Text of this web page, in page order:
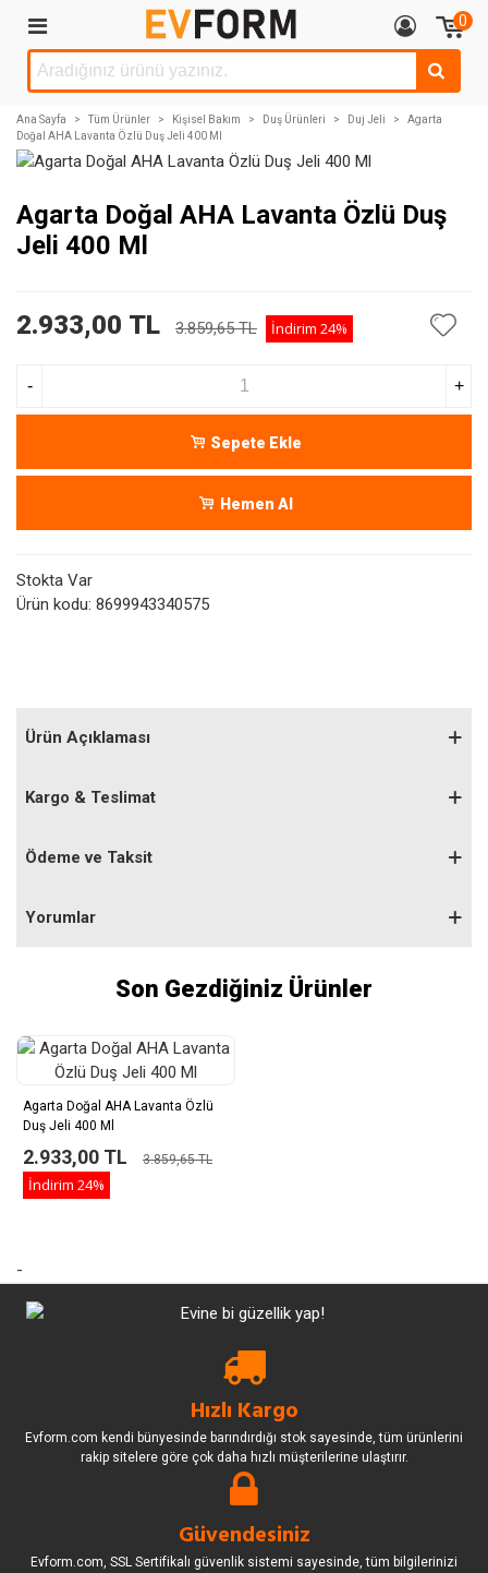
0
Ana Sayfa > Tüm Ürünler > Kişisel Bakım > Duş Ürünleri > Duj Jeli >
Agarta
Doğal AHA Lavanta Özlü Duş Jeli 400 Ml
Agarta Doğal AHA Lavanta Özlü Duş
Jeli 400 Ml
2.933,00 TL 3.859,65 TL İndirim 24%
- +
Sepete Ekle
Hemen Al
Stokta Var
Ürün kodu: 8699943340575
Ürün Açıklaması
Kargo & Teslimat
Ödeme ve Taksit
Yorumlar
Son Gezdiğiniz Ürünler
Agarta Doğal AHA Lavanta Özlü
Duş Jeli 400 Ml
2.933,00 TL 3.859,65 TL
İndirim 24%
-
Hızlı Kargo
Evform.com kendi bünyesinde barındırdığı stok sayesinde, tüm ürünlerini
rakip sitelere göre çok daha hızlı müşterilerine ulaştırır.
Güvendesiniz
Evform.com, SSL Sertifikalı güvenlik sistemi sayesinde, tüm bilgilerinizi